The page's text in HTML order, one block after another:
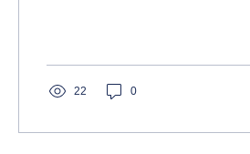
22 0